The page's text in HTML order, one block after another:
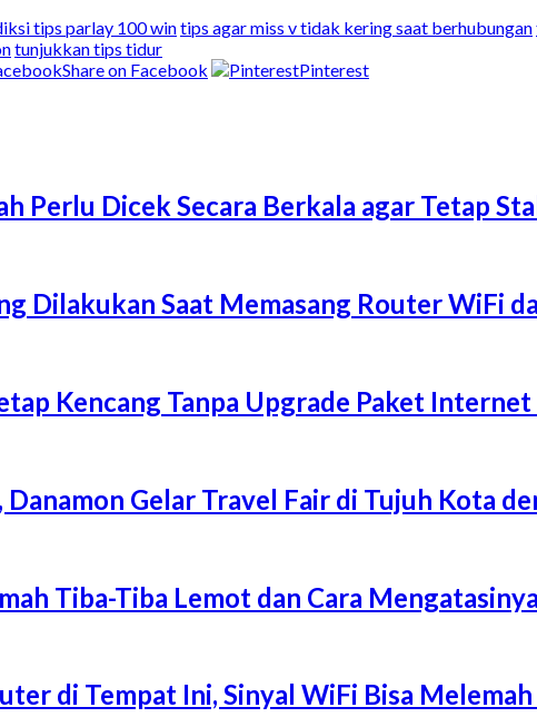
tips parlay 100 wintips agar miss v tidak kering saat berhubungan
tunjukkan tips tidur
Share on Facebook Pinterest
Perlu Dicek Secara Berkala agar Tetap
Dilakukan Saat Memasang Router WiFi
Kencang Tanpa Upgrade Paket Internet
Danamon Gelar Travel Fair di Tujuh Kota
Tiba-Tiba Lemot dan Cara
di Tempat Ini, Sinyal WiFi Bisa